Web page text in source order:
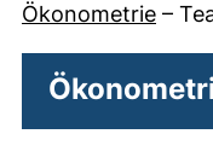
Ökonometrie –